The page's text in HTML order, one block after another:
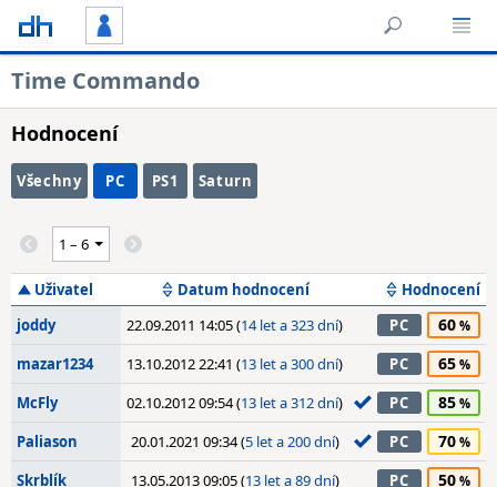
Time Commando
Hodnocení
Všechny PC PS1 Saturn
Uživatel Datum hodnocení
Hodnocení
joddy
22.09.2011 14:05 (14 let a 323 dní) PC 60
mazar1234 13.10.2012 22:41 (13 let a 300 dní) PC 65
McFly 02.10.2012 09:54 (13 let a 312 dní) PC 85
Paliason 20.01.2021 09:34 (5 let a 200 dní) PC 70
Skrblík 13.05.2013 09:05 (13 let a 89 dní) PC 50